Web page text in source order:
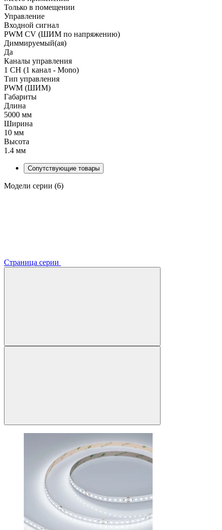
Только в помещении
Управление
Входной сигнал
PWM СV (ШИМ по напряжению)
Диммируемый(ая)
Да
Каналы управления
1 CH (1 канал - Mono)
Тип управления
PWM (ШИМ)
Габариты
Длина
5000 мм
Ширина
10 мм
Высота
1.4 мм
Сопутствующие товары
Модели серии (6)
Страница серии